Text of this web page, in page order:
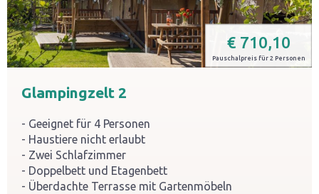
€ 710,10
Pauschalpreis für 2 Personen
Glampingzelt 2
Geeignet für 4 Personen
Haustiere nicht erlaubt
Zwei Schlafzimmer
Doppelbett und Etagenbett
Überdachte Terrasse mit Gartenmöbeln